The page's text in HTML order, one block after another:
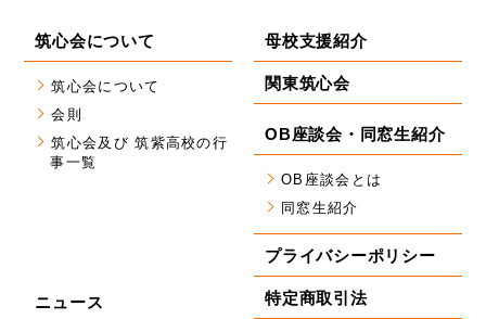
筑心会について
筑心会について
会則
筑心会及び 筑紫高校の行
事一覧
母校支援紹介
関東筑心会
OB座談会・同窓生紹介
OB座談会とは
同窓生紹介
プライバシーポリシー
特定商取引法
ニュース